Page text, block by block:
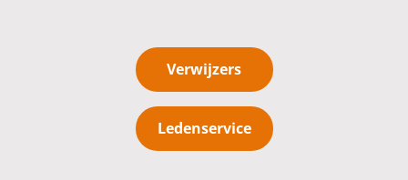
Verwijzers
Ledenservice